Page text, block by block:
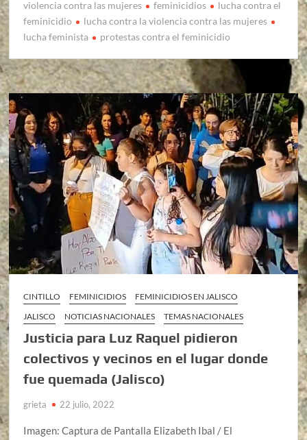
violencia contra las mujeres
feminicidios
lucha contra el
feminicidio
lucha contra la violencia contra las mujeres
lucha feminista
protestas contra el feminicidio
CINTILLO FEMINICIDIOS
FEMINICIDIOS EN JALISCO
JALISCO
NOTICIAS NACIONALES TEMAS NACIONALES
Justicia para Luz Raquel pidieron
colectivos y vecinos en el lugar donde
fue quemada (Jalisco)
grieta 22 julio, 2022
Imagen: Captura de Pantalla Elizabeth Ibal / El